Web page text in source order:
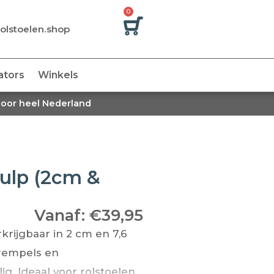
0
Winkels
heel Nederland
(2cm &
Vanaf: €39,95
in 2 cm en 7,6
en